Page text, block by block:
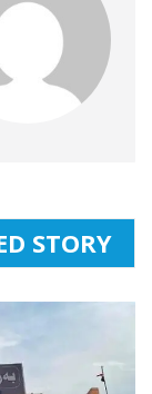
STORY